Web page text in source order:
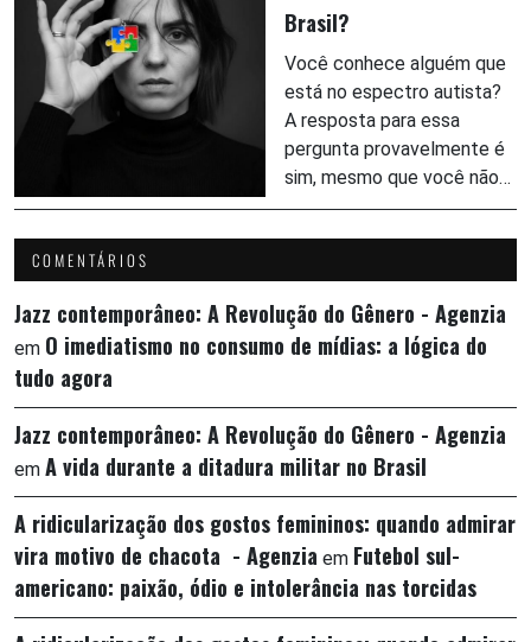
Brasil?
Você conhece alguém que
está no espectro autista?
A resposta para essa
pergunta provavelmente é
sim, mesmo que você não…
COMENTÁRIOS
Jazz contemporâneo: A Revolução do Gênero - Agenzia
em O imediatismo no consumo de mídias: a lógica do
tudo agora
Jazz contemporâneo: A Revolução do Gênero - Agenzia
em A vida durante a ditadura militar no Brasil
A ridicularização dos gostos femininos: quando admirar
vira motivo de chacota - Agenzia em Futebol sul-
americano: paixão, ódio e intolerância nas torcidas